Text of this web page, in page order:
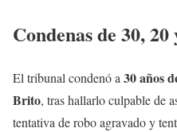
Condenas de 30, 20
El tribunal condenó a 30 años
Brito, tras hallarlo culpable de
tentativa de robo agravado y